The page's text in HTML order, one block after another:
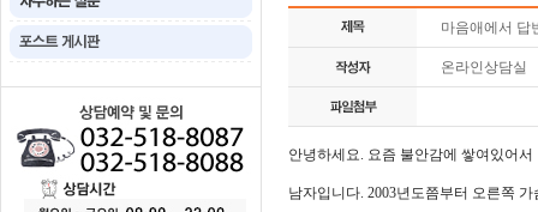
마음애에서 답
온라인상담실
안녕하세요. 요즘 불안감에 쌓여있어
남자입니다. 2003년도쯤부터 오른쪽